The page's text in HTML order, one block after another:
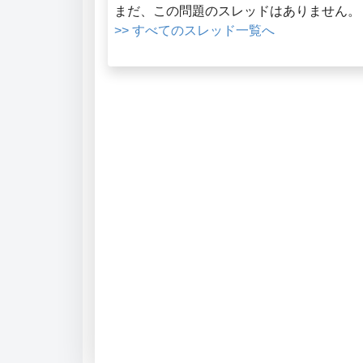
まだ、この問題のスレッドはありません。
>> すべてのスレッド一覧へ